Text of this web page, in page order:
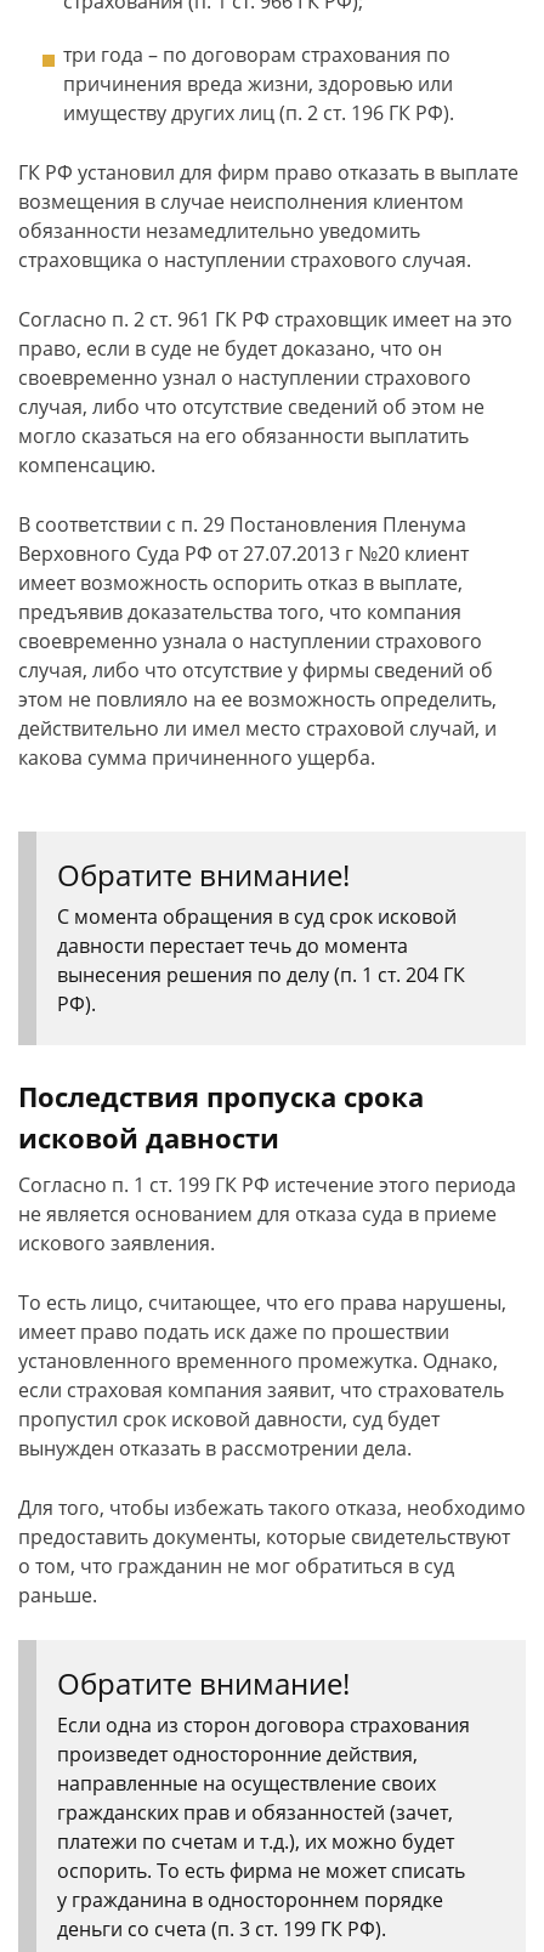
три года – по договорам страхования по
причинения вреда жизни, здоровью или
имуществу других лиц (п. 2 ст. 196 ГК РФ).
ГК РФ установил для фирм право отказать в выплате
возмещения в случае неисполнения клиентом
обязанности незамедлительно уведомить
страховщика о наступлении страхового случая.
Согласно п. 2 ст. 961 ГК РФ страховщик имеет на это
право, если в суде не будет доказано, что он
своевременно узнал о наступлении страхового
случая, либо что отсутствие сведений об этом не
могло сказаться на его обязанности выплатить
компенсацию.
В соответствии с п. 29 Постановления Пленума
Верховного Суда РФ от 27.07.2013 г №20 клиент
имеет возможность оспорить отказ в выплате,
предъявив доказательства того, что компания
своевременно узнала о наступлении страхового
случая, либо что отсутствие у фирмы сведений об
этом не повлияло на ее возможность определить,
действительно ли имел место страховой случай, и
какова сумма причиненного ущерба.
Обратите внимание!
С момента обращения в суд срок исковой
давности перестает течь до момента
вынесения решения по делу (п. 1 ст. 204 ГК
РФ).
Последствия пропуска срока
исковой давности
Согласно п. 1 ст. 199 ГК РФ истечение этого периода
не является основанием для отказа суда в приеме
искового заявления.
То есть лицо, считающее, что его права нарушены,
имеет право подать иск даже по прошествии
установленного временного промежутка. Однако,
если страховая компания заявит, что страхователь
пропустил срок исковой давности, суд будет
вынужден отказать в рассмотрении дела.
Для того, чтобы избежать такого отказа, необходимо
предоставить документы, которые свидетельствуют
о том, что гражданин не мог обратиться в суд
раньше.
Обратите внимание!
Если одна из сторон договора страхования
произведет односторонние действия,
направленные на осуществление своих
гражданских прав и обязанностей (зачет,
платежи по счетам и т.д.), их можно будет
оспорить. То есть фирма не может списать
у гражданина в одностороннем порядке
деньги со счета (п. 3 ст. 199 ГК РФ).